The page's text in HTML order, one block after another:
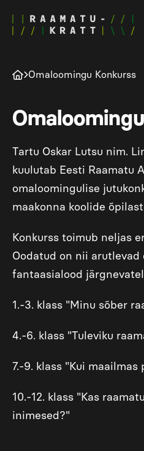
Omaloomingu Konkurss
Tartu Oskar Lutsu nim.
kuulutab Eesti Raamatu
omaloomingulise
maakonna koolide
Konkurss toimub neljas
Oodatud on nii arutlevad
fantaasialood
1.-3. klass "Minu sõber
4.-6. klass "Tuleviku
7.-9. klass "Kui
10.-12. klass "Kas
inimesed?"